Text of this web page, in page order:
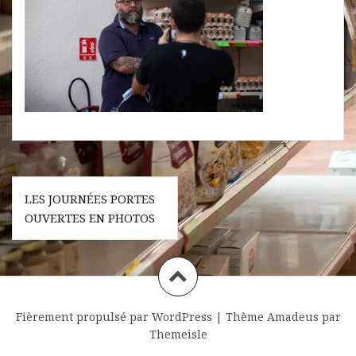
Navigation
de
l’article
LES JOURNÉES PORTES
OUVERTES EN PHOTOS
Fièrement propulsé par WordPress | Thème Amadeus par
Themeisle